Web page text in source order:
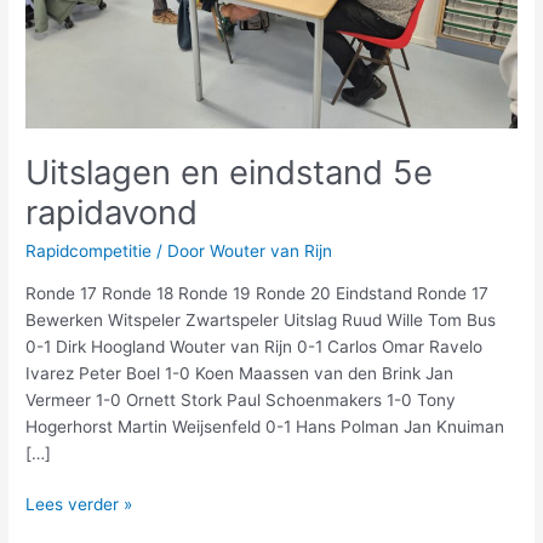
Uitslagen en eindstand 5e
rapidavond
Rapidcompetitie / DoorWouter van Rijn
Ronde 17 Ronde 18 Ronde 19 Ronde 20 Eindstand Ronde 17
Bewerken Witspeler Zwartspeler Uitslag Ruud Wille Tom Bus
0-1 Dirk Hoogland Wouter van Rijn 0-1 Carlos Omar Ravelo
Ivarez Peter Boel 1-0 Koen Maassen van den Brink Jan
Vermeer 1-0 Ornett Stork Paul Schoenmakers 1-0 Tony
Hogerhorst Martin Weijsenfeld 0-1 Hans Polman Jan Knuiman
[…]
Lees verder »